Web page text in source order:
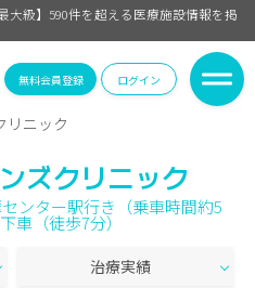
大級】590件を超える医療施設情報を掲
無料会員登録 ログイン
リニック
ズクリニック
ンター駅行き（乗車時間約5
車（徒歩7分）
治療実績